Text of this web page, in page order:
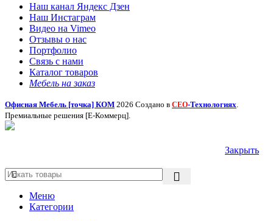
Наш канал Яндекс Дзен
Наш Инстаграм
Видео на Vimeo
Отзывы о нас
Портфолио
Связь с нами
Каталог товаров
Мебель на заказ
Офисная Мебель [точка] КОМ 2026 Создано в СЕО-Технологиях
Премиальные решения [Е-Коммерц].
Закрыть
Меню
Категории